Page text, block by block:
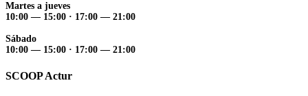
Martes a jueves
10:00 — 15:00 · 17:00 — 21:00
Sábado
10:00 — 15:00 · 17:00 — 21:00
SCOOP Actur